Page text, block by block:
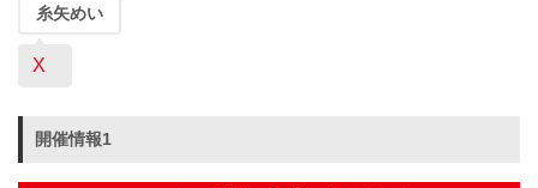
糸矢めい
X
開催情報1